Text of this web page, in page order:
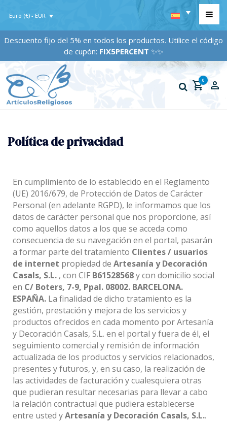
Euro (€) - EUR
Descuento fijo del 5% en todos los productos. Utilice el código
de cupón: FIX5PERCENT✨✨
0
Política de privacidad
En cumplimiento de lo establecido en el Reglamento
(UE) 2016/679, de Protección de Datos de Carácter
Personal (en adelante RGPD), le informamos que los
datos de carácter personal que nos proporcione, así
como aquellos datos a los que se acceda como
consecuencia de su navegación en el portal, pasarán
a formar parte del tratamiento Clientes / usuarios
de internet propiedad de Artesanía y Decoración
Casals, S.L. , con CIF B61528568y con domicilio social
en C/ Boters, 7-9, Ppal. 08002. BARCELONA.
ESPAÑA. La finalidad de dicho tratamiento es la
gestión, prestación y mejora de los servicios y
productos ofrecidos en cada momento por Artesanía
y Decoración Casals, S.L. en el portal y fuera de él, el
seguimiento comercial y remisión de información
actualizada de los productos y servicios relacionados,
presentes y futuros, y, en su caso, la realización de
las actividades de facturación y cualesquiera otras
que pudieran resultar necesarias para llevar a cabo
la relación contractual que pudiera establecerse
entre usted yArtesanía y Decoración Casals, S.L..